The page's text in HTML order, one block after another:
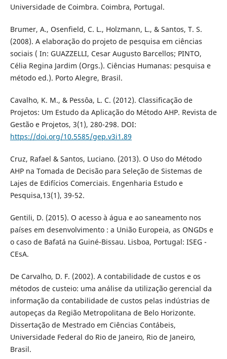
Universidade de Coimbra. Coimbra, Portugal.
Brumer, A., Osenfield, C. L., Holzmann, L., & Santos, T. S.
(2008). A elaboração do projeto de pesquisa em ciências
sociais ( In: GUAZZELLI, Cesar Augusto Barcellos; PINTO,
Célia Regina Jardim (Orgs.). Ciências Humanas: pesquisa e
método ed.). Porto Alegre, Brasil.
Cavalho, K. M., & Pessôa, L. C. (2012). Classificação de
Projetos: Um Estudo da Aplicação do Método AHP. Revista de
Gestão e Projetos, 3(1), 280-298. DOI:
https://doi.org/10.5585/gep.v3i1.89
Cruz, Rafael & Santos, Luciano. (2013). O Uso do Método
AHP na Tomada de Decisão para Seleção de Sistemas de
Lajes de Edifícios Comerciais. Engenharia Estudo e
Pesquisa,13(1), 39-52.
Gentili, D. (2015). O acesso à água e ao saneamento nos
países em desenvolvimento : a União Europeia, as ONGDs e
o caso de Bafatá na Guiné-Bissau. Lisboa, Portugal: ISEG -
CEsA.
De Carvalho, D. F. (2002). A contabilidade de custos e os
métodos de custeio: uma análise da utilização gerencial da
informação da contabilidade de custos pelas indústrias de
autopeças da Região Metropolitana de Belo Horizonte.
Dissertação de Mestrado em Ciências Contábeis,
Universidade Federal do Rio de Janeiro, Rio de Janeiro,
Brasil.